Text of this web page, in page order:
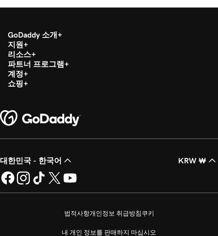
레슨 19(총 37)
Microsoft 365 암호 변경
레슨 20(총 37)
레슨 21(총 37)
내 Microsoft 365 이메일 전달
Microsoft 365에서 이메일 별칭 만들기
레슨 23(총 37)
공유 사서함 만들기
레슨 24(총 37)
GoDaddy 소개
지원
리소스
파트너 프로그램
계정
쇼핑
대한민국 - 한국어 KRW ₩
법적사항개인정보 취급방침 쿠키
내 개인 정보를 판매하지 마십시오